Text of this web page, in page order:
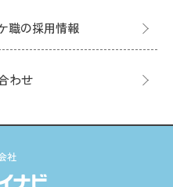
職の採用情報
わせ
社